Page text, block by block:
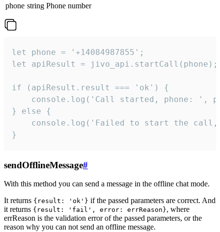
phone string Phone number
let phone = '+14084987855';
let apiResult = jivo_api.startCall(phone);
if (apiResult.result === 'ok') {
console.log('Call started, phone: ',
} else {
console.log('Failed to start the
}
sendOfflineMessage#
With this method you can send a message in the offline chat mode.
It returns {result: 'ok'} if the passed parameters are correct. And
it returns {result: 'fail', error: errReason}, where
errReason is the validation error of the passed parameters, or the
reason why you can not send an offline message.